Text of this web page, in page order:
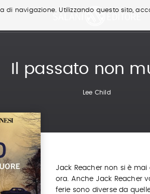
di navigazione. Utilizzando questo sito,
Il passato non
Lee Child
Jack Reacher non si è
ora. Anche Jack Reacher
ferie sono diverse da